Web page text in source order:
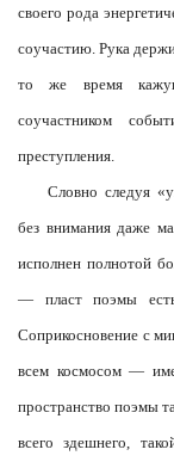
своего рода
соучастию. Рука
то же время
соучастником
преступления.
Словно следуя
без внимания даже
исполнен полнотой
— пласт поэмы есть
Соприкосновение с
всем космосом —
пространство поэмы
всего здешнего,